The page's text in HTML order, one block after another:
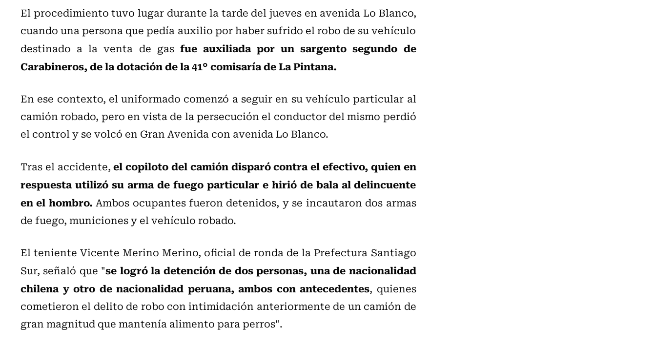
El procedimiento tuvo lugar durante la tarde del jueves en avenida Lo Blanco,
cuando una persona que pedía auxilio por haber sufrido el robo de su vehículo
destinado a la venta de gas fue auxiliada por un sargento segundo de
Carabineros, de la dotación de la 41° comisaría de La Pintana.
En ese contexto, el uniformado comenzó a seguir en su vehículo particular al
camión robado, pero en vista de la persecución el conductor del mismo perdió
el control y se volcó en Gran Avenida con avenida Lo Blanco.
Tras el accidente,el copiloto del camión disparó contra el efectivo, quien en
respuesta utilizó su arma de fuego particular e hirió de bala al delincuente
en el hombro. Ambos ocupantes fueron detenidos, y se incautaron dos armas
de fuego, municiones y el vehículo robado.
El teniente Vicente Merino Merino, oficial de ronda de la Prefectura Santiago
Sur, señaló que "se logró la detención de dos personas, una de nacionalidad
chilena y otro de nacionalidad peruana, ambos con antecedentes, quienes
cometieron el delito de robo con intimidación anteriormente de un camión de
gran magnitud que mantenía alimento para perros".